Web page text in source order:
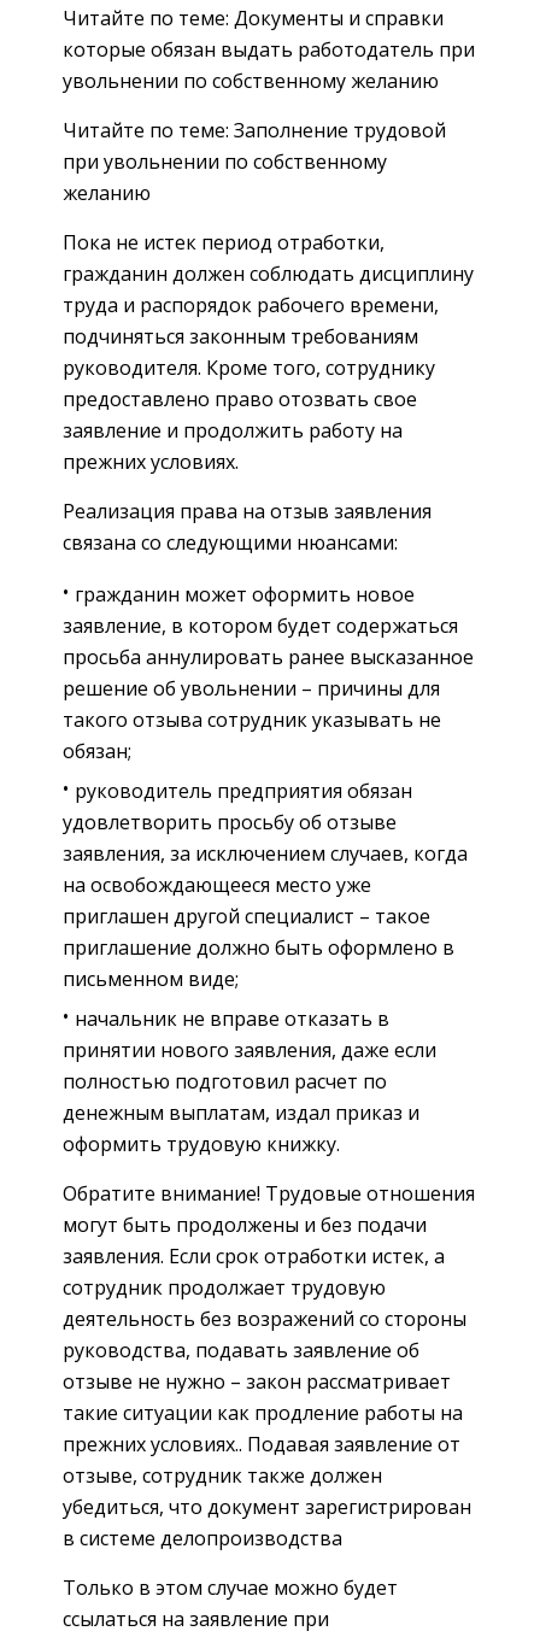
Читайте по теме: Документы и справки
которые обязан выдать работодатель при
увольнении по собственному желанию
Читайте по теме: Заполнение трудовой
при увольнении по собственному
желанию
Пока не истек период отработки,
гражданин должен соблюдать дисциплину
труда и распорядок рабочего времени,
подчиняться законным требованиям
руководителя. Кроме того, сотруднику
предоставлено право отозвать свое
заявление и продолжить работу на
прежних условиях.
Реализация права на отзыв заявления
связана со следующими нюансами:
гражданин может оформить новое
заявление, в котором будет содержаться
просьба аннулировать ранее высказанное
решение об увольнении – причины для
такого отзыва сотрудник указывать не
обязан;
руководитель предприятия обязан
удовлетворить просьбу об отзыве
заявления, за исключением случаев, когда
на освобождающееся место уже
приглашен другой специалист – такое
приглашение должно быть оформлено в
письменном виде;
начальник не вправе отказать в
принятии нового заявления, даже если
полностью подготовил расчет по
денежным выплатам, издал приказ и
оформить трудовую книжку.
Обратите внимание! Трудовые отношения
могут быть продолжены и без подачи
заявления. Если срок отработки истек, а
сотрудник продолжает трудовую
деятельность без возражений со стороны
руководства, подавать заявление об
отзыве не нужно – закон рассматривает
такие ситуации как продление работы на
прежних условиях.. Подавая заявление от
отзыве, сотрудник также должен
убедиться, что документ зарегистрирован
в системе делопроизводства
Только в этом случае можно будет
ссылаться на заявление при